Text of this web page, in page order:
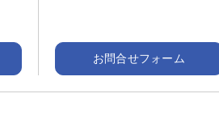
お問合せフォーム